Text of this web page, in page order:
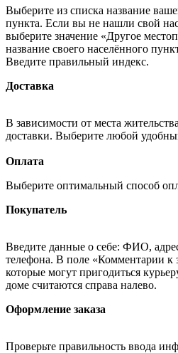
Выберите из списка название
пункта. Если вы не нашли свой
выберите значение «Другое
название своего населённого
Введите правильный индекс.
Доставка
В зависимости от места
доставки. Выберите любой
Оплата
Выберите оптимальный способ
Покупатель
Введите данные о себе: ФИО,
телефона. В поле «Комментарии к
которые могут пригодиться
доме считаются справа налево.
Оформление заказа
Проверьте правильность ввода